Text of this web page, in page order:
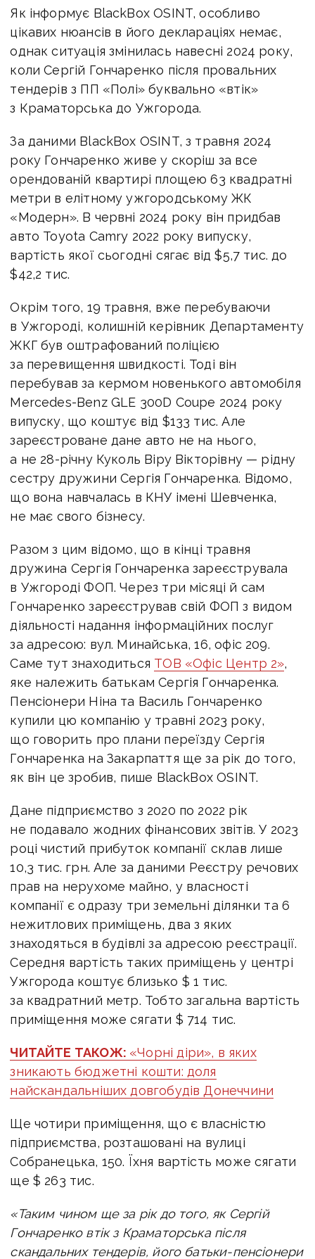
Як інформує BlackBox OSINT, особливо
цікавих нюансів в його деклараціях немає,
однак ситуація змінилась навесні 2024 року,
коли Сергій Гончаренко після провальних
тендерів з ПП «Полі» буквально «втік»
з Краматорська до Ужгорода.
За даними BlackBox OSINT, з травня 2024
року Гончаренко живе у скоріш за все
орендованій квартирі площею 63 квадратні
метри в елітному ужгородському ЖК
«Модерн». В червні 2024 року він придбав
авто Toyota Camry 2022 року випуску,
вартість якої сьогодні сягає від$5,7 тис. до
$42,2 тис.
Окрім того, 19 травня, вже перебуваючи
в Ужгороді, колишній керівник Департаменту
ЖКГ був оштрафований поліцією
за перевищення швидкості. Тоді він
перебував за кермом новенького автомобіля
Mercedes-Benz GLE 300D Coupe 2024 року
випуску, що коштує від $133 тис. Але
зареєстроване дане авто не на нього,
а не 28-річну Куколь Віру Вікторівну — рідну
сестру дружини Сергія Гончаренка. Відомо,
що вона навчалась в КНУ імені Шевченка,
не має свого бізнесу.
Разом з цим відомо, що в кінці травня
дружина Сергія Гончаренка зареєструвала
в Ужгороді ФОП. Через три місяці й сам
Гончаренко зареєстрував свій ФОП з видом
діяльності надання інформаційних послуг
за адресою: вул. Минайська, 16, офіс 209.
Саме тут знаходиться ТОВ «Офіс Центр 2»,
яке належить батькам Сергія Гончаренка.
Пенсіонери Ніна та Василь Гончаренко
купили цю компанію у травні 2023 року,
що говорить про плани переїзду Сергія
Гончаренка на Закарпаття ще за рік до того,
як він це зробив, пише BlackBox OSINT.
Дане підприємство з 2020 по 2022 рік
не подавало жодних фінансових звітів. У 2023
році чистий прибуток компанії склав лише
10,3 тис. грн. Але за даними Реєстру речових
прав на нерухоме майно, у власності
компанії є одразу три земельні ділянки та 6
нежитлових приміщень, два з яких
знаходяться в будівлі за адресою реєстрації.
Середня вартість таких приміщень у центрі
Ужгорода коштує близько $ 1 тис.
за квадратний метр. Тобто загальна вартість
приміщення може сягати $ 714 тис.
ЧИТАЙТЕ ТАКОЖ: «Чорні діри», в яких
зникають бюджетні кошти: доля
найскандальніших довгобудів Донеччини
Ще чотири приміщення, що є власністю
підприємства, розташовані на вулиці
Собранецька, 150. Їхня вартість може сягати
ще $ 263 тис.
«Таким чином ще за рік до того, як Сергій
Гончаренко втік з Краматорська після
скандальних тендерів, його батьки-пенсіонери